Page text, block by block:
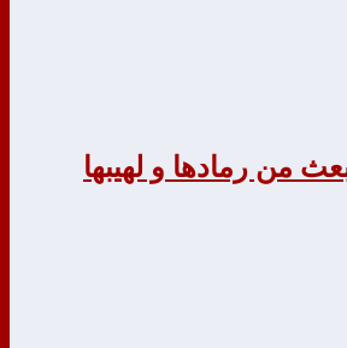
من رمادها و لهيبها